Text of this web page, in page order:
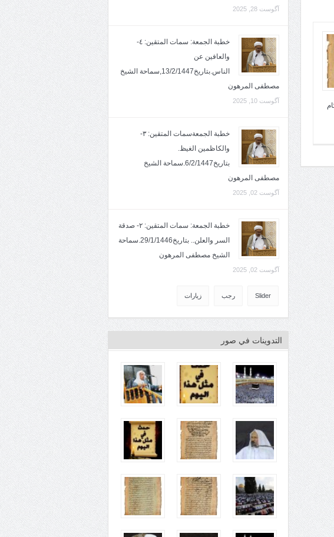
آگوست 28, 2025
خطبة الجمعة: سمات المتقين: ٤-
والعافين عن
الناس.بتاريخ13/2/1447,سماحة الشيخ
مصطفى المرهون
آگوست 10, 2025
خطبة الجمعةسمات المتقين: ٣-
والكاظمين الغيظ.
بتاريخ6/2/1447.سماحة الشيخ
مصطفى المرهون
آگوست 02, 2025
خطبة الجمعة: سمات المتقين: ٢- صدقة
السر والعلن.. بتاريخ29/1/1446.سماحة
الشيخ مصطفى المرهون
آگوست 02, 2025
Slider رجب زيارات
التدوينات في صور